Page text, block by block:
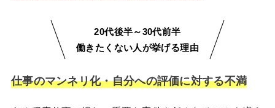
20代後半～30代前半
働きたくない人が挙げる理由
仕事のマンネリ化・自分への評価に対する不満